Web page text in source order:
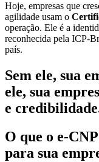
Hoje, empresas que
agilidade usam o
operação. Ele é a
reconhecida pela ICP-
país.
Sem ele, sua
ele, sua
e
O que o e-
para sua